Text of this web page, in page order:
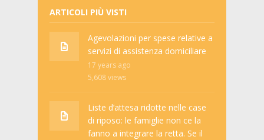
ARTICOLI PIÙ VISTI
Agevolazioni per spese relative a
servizi di assistenza domiciliare
17 years ago
5,608views
Liste d’attesa ridotte nelle case
di riposo: le famiglie non ce la
fanno a integrare la retta. Se il